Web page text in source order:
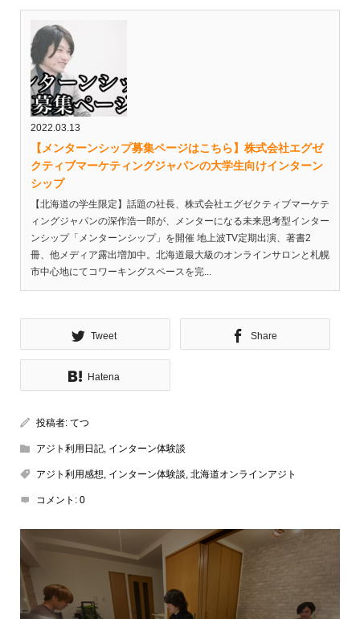
2022.03.13
【メンターンシップ募集ページはこちら】株式会社エグゼ
クティブマーケティングジャパンの大学生向けインターン
シップ
【北海道の学生限定】話題の社長、株式会社エグゼクティブマーケテ
ィングジャパンの深作浩一郎が、メンターになる未来思考型インター
ンシップ「メンターンシップ」を開催 地上波TV定期出演、著書2
冊、他メディア露出増加中。北海道最大級のオンラインサロンと札幌
市中心地にてコワーキングスペースを完...
Tweet Share
Hatena
投稿者: てつ
アジト利用日記, インターン体験談
アジト利用感想, インターン体験談, 北海道オンラインアジト
コメント: 0